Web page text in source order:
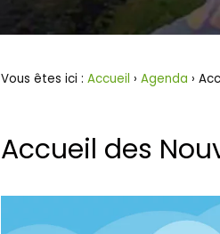
Vous êtes ici : Accueil › Agenda ›
Accueil des